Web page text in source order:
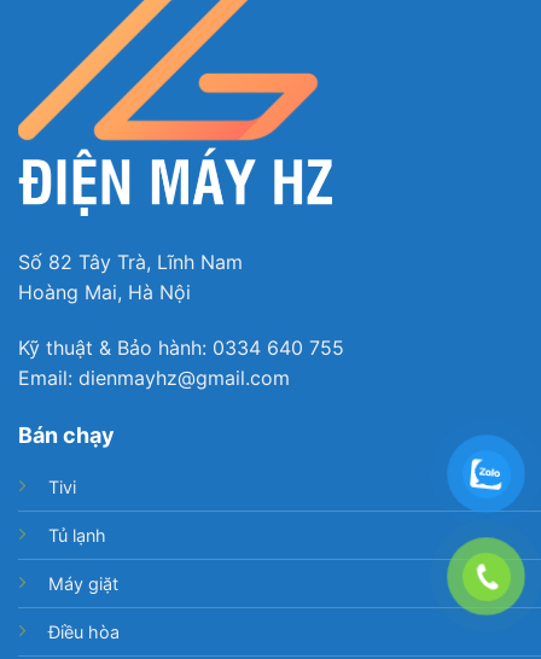
Số 82 Tây Trà, Lĩnh Nam
Hoàng Mai, Hà Nội
Kỹ thuật & Bảo hành: 0334 640 755
Email: dienmayhz@gmail.com
Bán chạy
Tivi
Tủ lạnh
Máy giặt
Điều hòa